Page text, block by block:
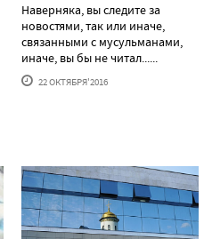
Наверняка, вы следите за
новостями, так или иначе,
связанными с мусульманами,
иначе, вы бы не читал......
22 ОКТЯБРЯ'2016